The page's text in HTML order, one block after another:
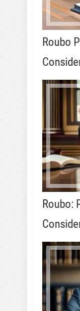
Roubo
Roubo: